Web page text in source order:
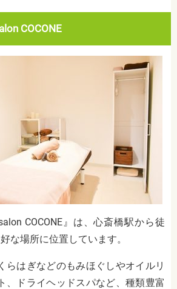
COCONE
COCONE』は、心斎橋駅から徒
な場所に位置しています。
らはぎなどのもみほぐしやオイルリ
、ドライヘッドスパなど、種類豊富